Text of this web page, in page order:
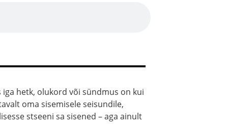
hetk, olukord või sündmus on kui
oma sisemisele seisundile,
stseeni sa sisened – aga ainult